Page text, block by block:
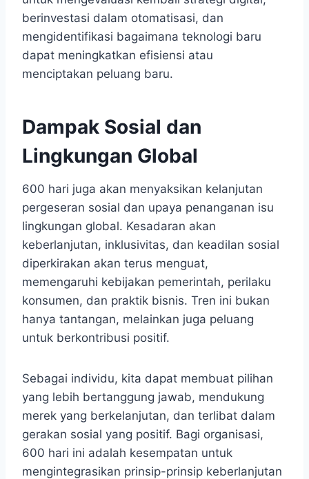
berinvestasi dalam otomatisasi, dan
mengidentifikasi bagaimana teknologi baru
dapat meningkatkan efisiensi atau
menciptakan peluang baru.
Dampak Sosial dan
Lingkungan Global
600 hari juga akan menyaksikan kelanjutan
pergeseran sosial dan upaya penanganan isu
lingkungan global. Kesadaran akan
keberlanjutan, inklusivitas, dan keadilan sosial
diperkirakan akan terus menguat,
memengaruhi kebijakan pemerintah, perilaku
konsumen, dan praktik bisnis. Tren ini bukan
hanya tantangan, melainkan juga peluang
untuk berkontribusi positif.
Sebagai individu, kita dapat membuat pilihan
yang lebih bertanggung jawab, mendukung
merek yang berkelanjutan, dan terlibat dalam
gerakan sosial yang positif. Bagi organisasi,
600 hari ini adalah kesempatan untuk
mengintegrasikan prinsip-prinsip keberlanjutan